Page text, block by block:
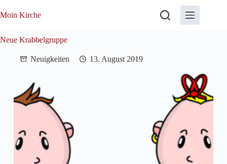
Inhalt
Moin Kirche
Neue Krabbelgruppe
Neuigkeiten 13. August 2019